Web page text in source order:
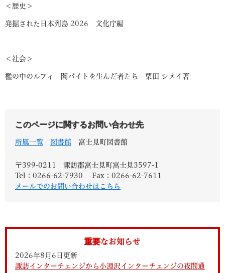
＜歴史＞
発掘された日本列島 2026 文化庁編
＜社会＞
檻の中のルフィ 闇バイトを生んだ者たち 栗田 シメイ著
このページに関するお問い合わせ先
所属一覧 図書館 富士見町図書館
〒399-0211
諏訪郡富士見町富士見3597-1
Tel：0266-62-7930
Fax：0266-62-7611
メールでのお問い合わせはこちら
重要なお知らせ
2026年8月6日更新
諏訪インターチェンジから小淵沢インターチェンジの夜間通